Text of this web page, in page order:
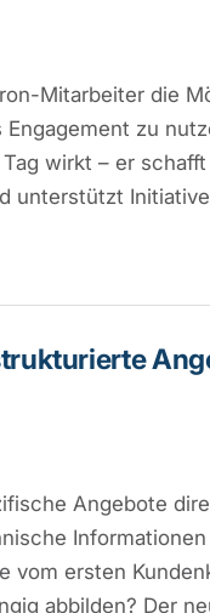
Mitarbeiter die
zu
wirkt – er
unterstützt
Angebote
vom ersten
abbilden? Der